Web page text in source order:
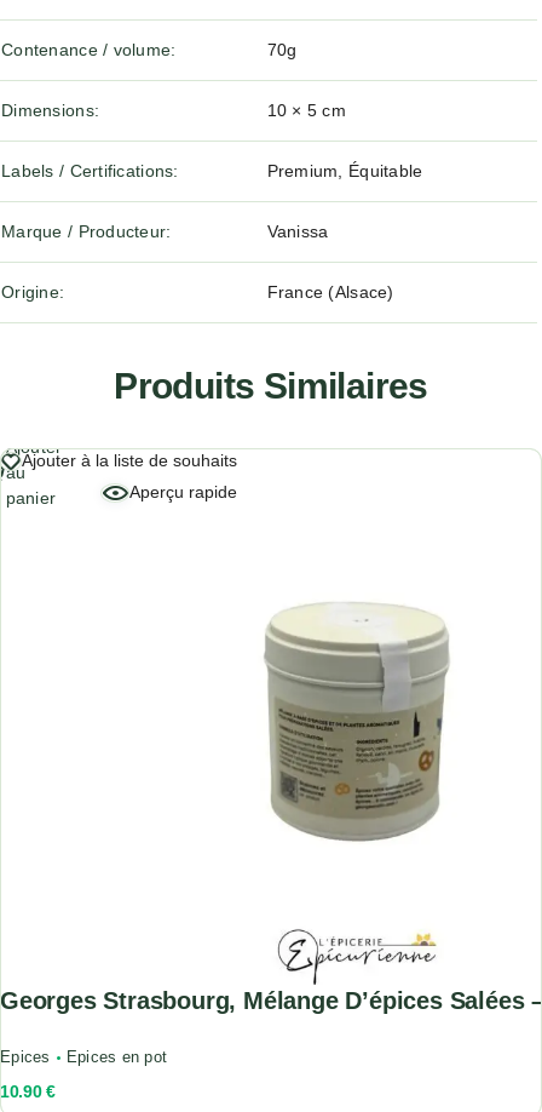
Dimensions 10 × 5 cm
Labels / Certifications Premium, Équitable
Marque / Producteur Vanissa
Origine France (Alsace)
Contenance / volume 70g
Produits Similaires
Ajouter à la liste de souhaits
Aperçu rapide
Georges Strasbourg, Mélange D’épices Salées
Epices Epices en pot
10.90€
Ajouter
au
panier